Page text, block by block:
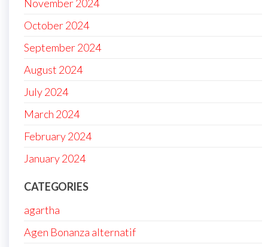
November 2024
October 2024
September 2024
August 2024
July 2024
March 2024
February 2024
January 2024
CATEGORIES
agartha
Agen Bonanza alternatif